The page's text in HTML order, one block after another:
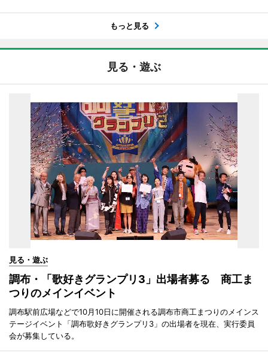
もっと見る
見る・遊ぶ
見る・遊ぶ
調布・「歌好きグランプリ3」出場者募る 商工ま
つりのメインイベント
調布駅前広場などで10月10日に開催される調布市商工まつりのメインス
テージイベント「調布歌好きグランプリ3」の出場者を現在、実行委員
会が募集している。